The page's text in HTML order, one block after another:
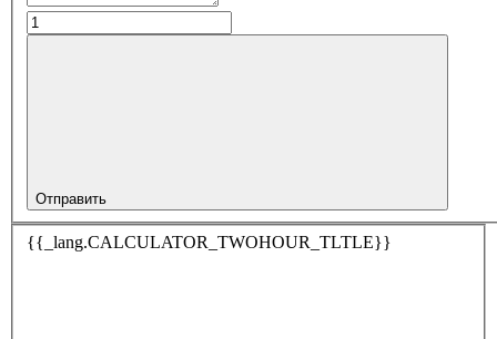
Отправить
{{_lang.CALCULATOR_TWOHOUR_TLTLE}}